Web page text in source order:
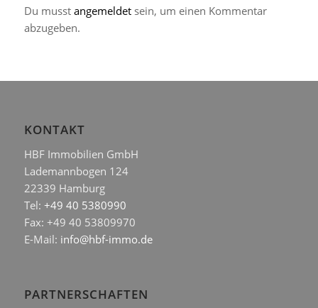
Du musst angemeldetsein, um einen Kommentar
abzugeben.
KONTAKT
HBF Immobilien GmbH
Lademannbogen 124
22339 Hamburg
Tel: +49 40 5380990
Fax: +49 40 53809970
E-Mail: info@hbf-immo.de
PARTNERSCHAFTEN